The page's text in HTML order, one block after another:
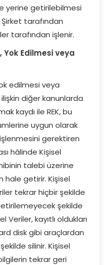
yerine getirilebilmesi
tarafından
tarafından işlenir.
Yok Edilmesi veya
edilmesi veya
diğer kanunlarda
kaydı ile REK, bu
uygun olarak
gerektiren
hâlinde Kişisel
talebi üzerine
hale getirir. Kişisel
tekrar hiçbir şekilde
şekilde
Veriler, kayıtlı oldukları
disk gibi araçlardan
silinir. Kişisel
tekrar geri